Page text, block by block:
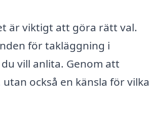
är viktigt att göra rätt val.
för takläggning i
vill anlita. Genom att
också en känsla för vilka